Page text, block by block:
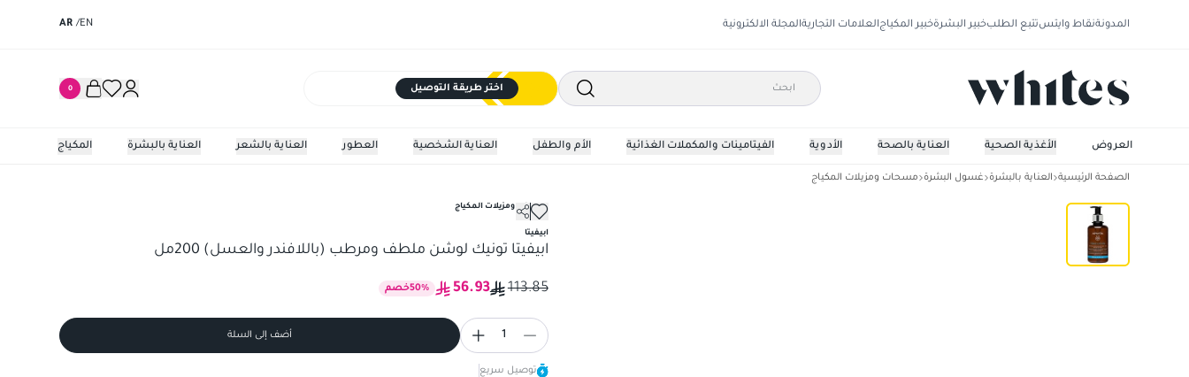
المدونةنقاط وايتستتبع الطلبخبير البشرةخبير المكياجالعلامات التجاريةالمجلة الالكترونية EN
/
AR
اختر طريقة التوصيل 0
المكياج العناية بالبشرة العناية بالشعر العطور العناية الشخصية الأم والطفل الفيتامينات والمكملات الغذائية الأدوية العناية بالصحة الأغذية الصحية العروض
الصفحة الرئيسية العناية بالبشرة غسول البشرة مسحات ومزيلات المكياج
مسحات ومزيلات المكياج
ابيفيتا
ابيفيتا تونيك لوشن ملطف ومرطب (باللافندر والعسل) 200مل
113.85
56.93
50% خصم
1 أضف إلى السلة
توصيل سريع